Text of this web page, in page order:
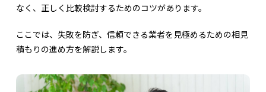
なく、正しく比較検討するためのコツがあります。
ここでは、失敗を防ぎ、信頼できる業者を見極めるための相見
積もりの進め方を解説します。